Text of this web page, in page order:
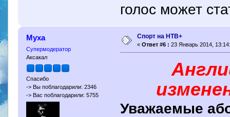
голос может
Муха
Супермодератор
Аксакал
Спасибо
-> Вы поблагодарили: 2346
-> Вас поблагодарили: 5755
Спорт на НТВ+
« Ответ #6 : 23 Январь 2014,
Уважаемые